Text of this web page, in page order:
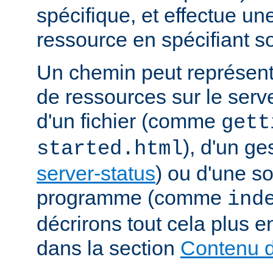
spécifique, et effectue
ressource en spécifiant
Un chemin peut
de ressources sur le
d'un fichier (comme
started.html), d'un
server-status) ou d'une
programme (comme
décrirons tout cela plus
dans la section Contenu